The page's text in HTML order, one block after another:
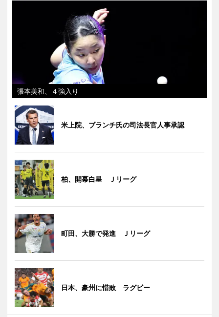
張本美和、４強入り
米上院、ブランチ氏の司法長官人事承認
柏、開幕白星 Ｊリーグ
町田、大勝で発進 Ｊリーグ
日本、豪州に惜敗 ラグビー